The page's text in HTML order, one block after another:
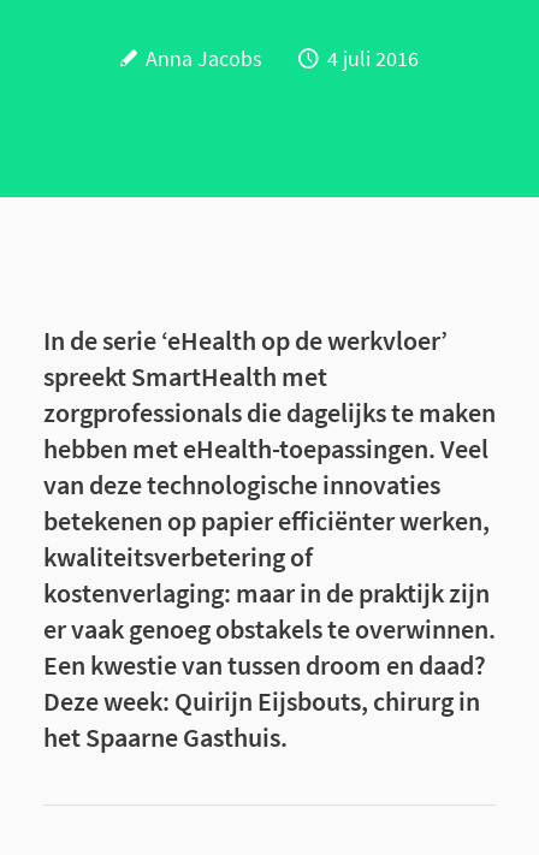
Anna Jacobs 4 juli 2016
In de serie ‘eHealth op de werkvloer’
spreekt SmartHealth met
zorgprofessionals die dagelijks te maken
hebben met eHealth-toepassingen. Veel
van deze technologische innovaties
betekenen op papier efficiënter werken,
kwaliteitsverbetering of
kostenverlaging: maar in de praktijk zijn
er vaak genoeg obstakels te overwinnen.
Een kwestie van tussen droom en daad?
Deze week: Quirijn Eijsbouts, chirurg in
het Spaarne Gasthuis.